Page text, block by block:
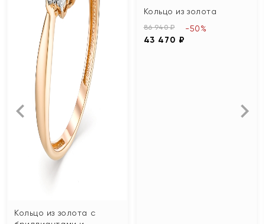
Кольцо из золота с
Кольцо из золота
86 940 ₽
43 470 ₽
-50%